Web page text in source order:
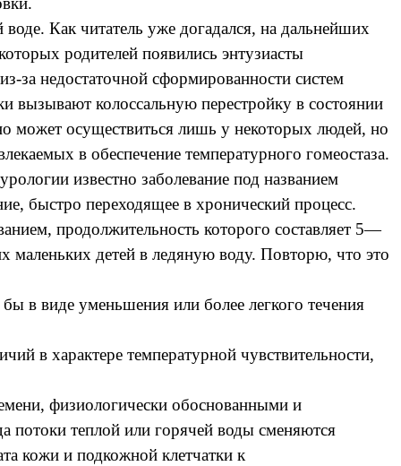
Как читатель уже догадался, на дальнейших
родителей появились энтузиасты
за недостаточной сформированности систем
вызывают колоссальную перестройку в состоянии
может осуществиться лишь у некоторых людей, но
в обеспечение температурного гомеостаза.
известно заболевание под названием
быстро переходящее в хронический процесс.
продолжительность которого составляет 5—
маленьких детей в ледяную воду. Повторю, что это
в виде уменьшения или более легкого течения
в характере температурной чувствительности,
физиологически обоснованными и
потоки теплой или горячей воды сменяются
кожи и подкожной клетчатки к